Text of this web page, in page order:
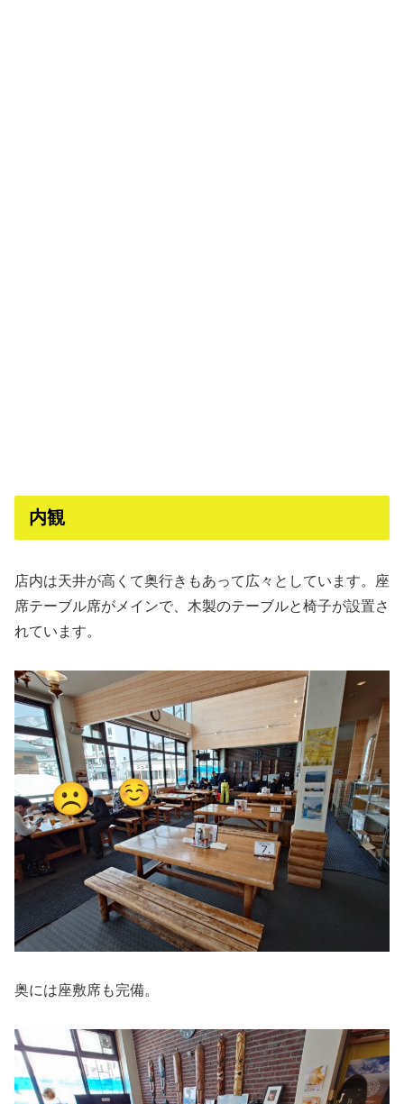
内観
店内は天井が高くて奥行きもあって広々としています。座
席テーブル席がメインで、木製のテーブルと椅子が設置さ
れています。
奥には座敷席も完備。